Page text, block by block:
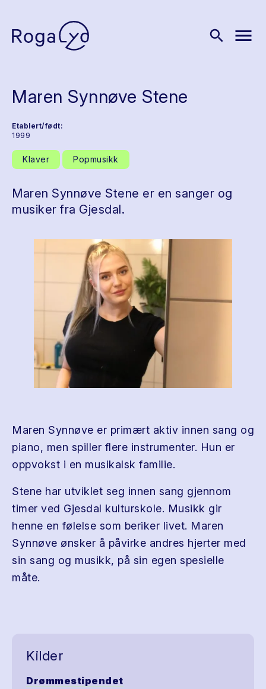
search menu
Maren Synnøve Stene
Etablert/født:
1999
Klaver Popmusikk
Maren Synnøve Stene er en sanger og
musiker fra Gjesdal.
Maren Synnøve er primært aktiv innen sang og
piano, men spiller flere instrumenter. Hun er
oppvokst i en musikalsk familie.
Stene har utviklet seg innen sang gjennom
timer ved Gjesdal kulturskole. Musikk gir
henne en følelse som beriker livet. Maren
Synnøve ønsker å påvirke andres hjerter med
sin sang og musikk, på sin egen spesielle
måte.
Kilder
Drømmestipendet